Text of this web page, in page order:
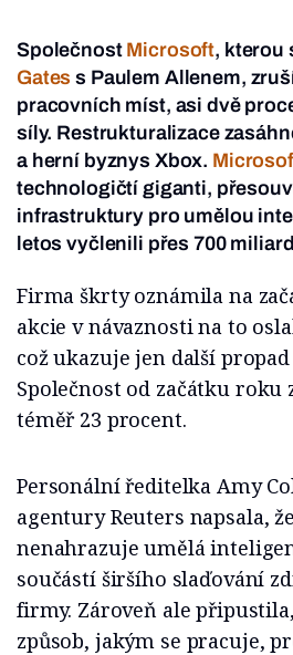
Společnost Microsoft, kterou
Gates s Paulem Allenem,
pracovních míst, asi dvě
síly. Restrukturalizace
a herní byznys Xbox.
technologičtí giganti,
infrastruktury pro umělou
letos vyčlenili přes 700
Firma škrty oznámila na
akcie v návaznosti na to
což ukazuje jen další propad
Společnost od začátku
téměř 23 procent.
Personální ředitelka Amy
agentury Reuters napsala,
nenahrazuje umělá
součástí širšího slaďování
firmy. Zároveň ale
způsob, jakým se pracuje,